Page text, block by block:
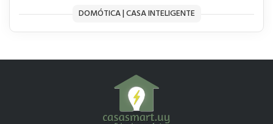
DOMÓTICA | CASA INTELIGENTE